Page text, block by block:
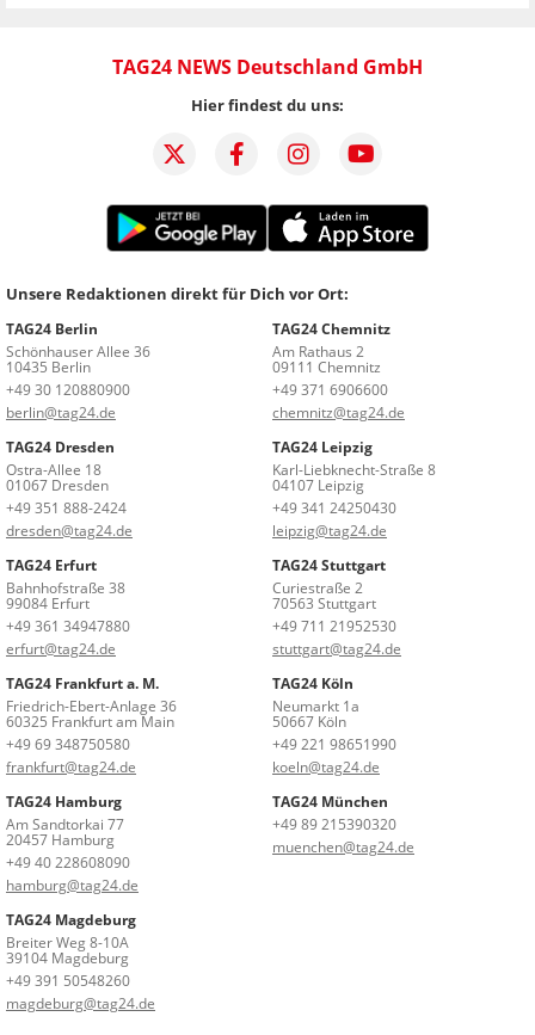
TAG24 NEWS Deutschland GmbH
Hier findest du uns:
Unsere Redaktionen direkt für Dich vor Ort:
TAG24 Berlin
Schönhauser Allee 36
10435 Berlin
+49 30 120880900
berlin@tag24.de
TAG24 Chemnitz
Am Rathaus 2
09111 Chemnitz
+49 371 6906600
chemnitz@tag24.de
TAG24 Dresden
Ostra-Allee 18
01067 Dresden
+49 351 888-2424
dresden@tag24.de
TAG24 Leipzig
Karl-Liebknecht-Straße 8
04107 Leipzig
+49 341 24250430
leipzig@tag24.de
TAG24 Erfurt
Bahnhofstraße 38
99084 Erfurt
+49 361 34947880
erfurt@tag24.de
TAG24 Stuttgart
Curiestraße 2
70563 Stuttgart
+49 711 21952530
stuttgart@tag24.de
TAG24 Frankfurt a. M.
Friedrich-Ebert-Anlage 36
60325 Frankfurt am Main
+49 69 348750580
frankfurt@tag24.de
TAG24 Köln
Neumarkt 1a
50667 Köln
+49 221 98651990
koeln@tag24.de
TAG24 Hamburg
Am Sandtorkai 77
20457 Hamburg
+49 40 228608090
hamburg@tag24.de
TAG24 München
+49 89 215390320
muenchen@tag24.de
TAG24 Magdeburg
Breiter Weg 8-10A
39104 Magdeburg
+49 391 50548260
magdeburg@tag24.de